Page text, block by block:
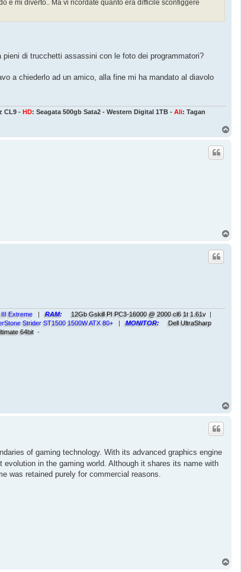
e mi diverto.. Ma vi ricordate quanto era difficile sconfiggere
di trucchetti assassini con le foto dei programmatori?
a chiederlo ad un amico, alla fine mi ha mandato al diavolo
CL9 - HD: Seagata 500gb Sata2 - Western Digital 1TB - Ali: Tagan
Extreme | RAM: 12Gb Gskill PI PC3-16000 @ 2000 cl6 1t 1.61v |
Strider ST1500 1500W ATX 80+ | MONITOR:
Dell UltraSharp
64bit -
of gaming technology. With its advanced graphics engine
in the gaming world. Although it shares its name with
was retained purely for commercial reasons.